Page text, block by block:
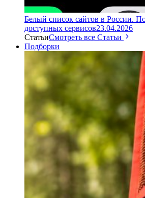
Белый список сайтов в России.
доступных сервисов23.04.2026
СтатьиСмотреть все Статьи
Подборки